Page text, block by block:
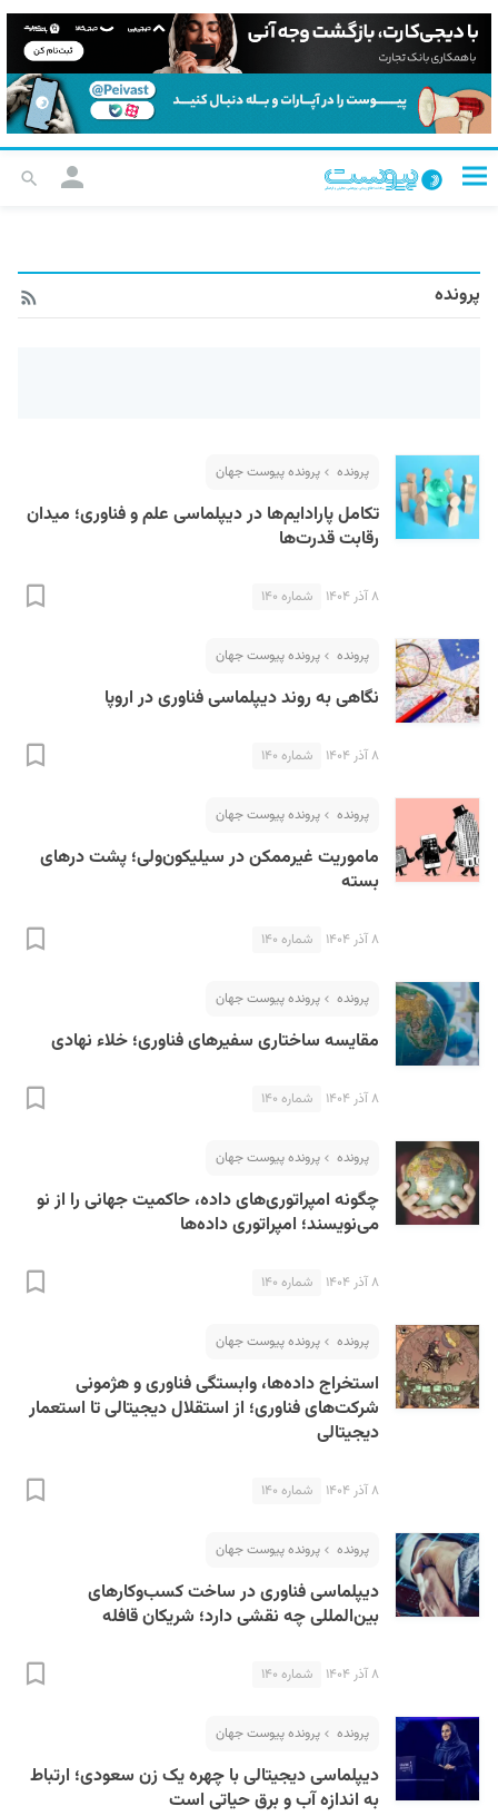
پرونده
پرونده پرونده پیوست جهان
تکامل پارادایم‌ها در دیپلماسی علم و فناوری؛ میدان
رقابت قدرت‌ها
۸ آذر ۱۴۰۴ شماره ۱۴۰
پرونده پرونده پیوست جهان
نگاهی به روند دیپلماسی فناوری در اروپا
۸ آذر ۱۴۰۴ شماره ۱۴۰
پرونده پرونده پیوست جهان
ماموریت غیرممکن در سیلیکون‌ولی؛ پشت درهای
بسته
۸ آذر ۱۴۰۴ شماره ۱۴۰
پرونده پرونده پیوست جهان
مقایسه ساختاری سفیرهای فناوری؛ خلاء نهادی
۸ آذر ۱۴۰۴ شماره ۱۴۰
پرونده پرونده پیوست جهان
چگونه امپراتوری‌های داده، حاکمیت جهانی را از نو
می‌نویسند؛ امپراتوری داده‌ها
۸ آذر ۱۴۰۴ شماره ۱۴۰
پرونده پرونده پیوست جهان
استخراج داده‌ها، وابستگی فناوری و هژمونی
شرکت‌های فناوری؛ از استقلال دیجیتالی تا استعمار
دیجیتالی
۸ آذر ۱۴۰۴ شماره ۱۴۰
پرونده پرونده پیوست جهان
دیپلماسی فناوری در ساخت کسب‌و‌کارهای
بین‌المللی چه نقشی دارد؛ شریکان قافله
۸ آذر ۱۴۰۴ شماره ۱۴۰
پرونده پرونده پیوست جهان
دیپلماسی دیجیتالی با چهره یک زن سعودی؛ ارتباط
به اندازه آب و برق حیاتی است